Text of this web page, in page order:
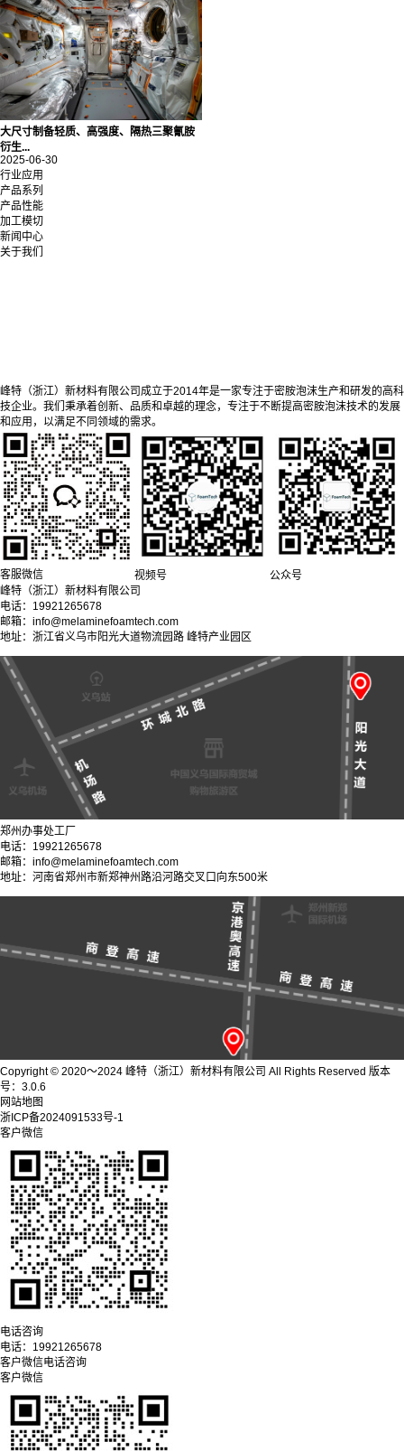
大尺寸制备轻质、高强度、隔热三聚氰胺
衍生...
2025-06-30
行业应用
产品系列
产品性能
加工模切
新闻中心
关于我们
峰特（浙江）新材料有限公司成立于2014年是一家专注于密胺泡沫生产和研发的高科
技企业。我们秉承着创新、品质和卓越的理念，专注于不断提高密胺泡沫技术的发展
和应用，以满足不同领域的需求。
客服微信 视频号
公众号
峰特（浙江）新材料有限公司
电话：19921265678
邮箱：info@melaminefoamtech.com
地址：浙江省义乌市阳光大道物流园路 峰特产业园区
郑州办事处工厂
电话：19921265678
邮箱：info@melaminefoamtech.com
地址：河南省郑州市新郑神州路沿河路交叉口向东500米
Copyright © 2020～2024 峰特（浙江）新材料有限公司 All Rights Reserved 版本
号：3.0.6
网站地图
浙ICP备2024091533号-1
客户微信
电话咨询
电话： 19921265678
客户微信电话咨询
客户微信